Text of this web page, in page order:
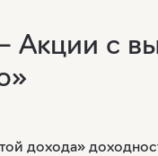
Акции с